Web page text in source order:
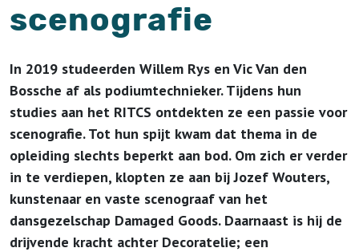
scenografie
In 2019 studeerden Willem Rys en Vic Van den
Bossche af als podiumtechnieker. Tijdens hun
studies aan het RITCS ontdekten ze een passie voor
scenografie. Tot hun spijt kwam dat thema in de
opleiding slechts beperkt aan bod. Om zich er verder
in te verdiepen, klopten ze aan bij Jozef Wouters,
kunstenaar en vaste scenograaf van het
dansgezelschap Damaged Goods. Daarnaast is hij de
drijvende kracht achter Decoratelie; een